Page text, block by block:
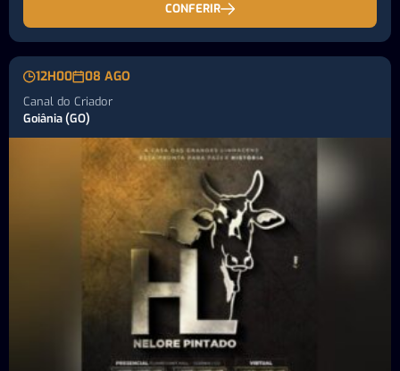
CONFERIR
12H00 08 AGO
Canal do Criador
Goiânia (GO)